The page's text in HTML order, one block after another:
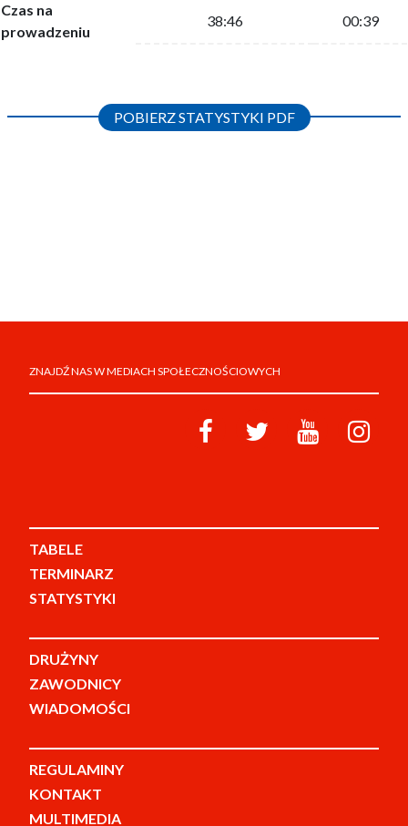
Czas na
prowadzeniu
38:46 00:39
POBIERZ STATYSTYKI PDF
ZNAJDŹ NAS W MEDIACH SPOŁECZNOŚCIOWYCH
TABELE
TERMINARZ
STATYSTYKI
DRUŻYNY
ZAWODNICY
WIADOMOŚCI
REGULAMINY
KONTAKT
MULTIMEDIA